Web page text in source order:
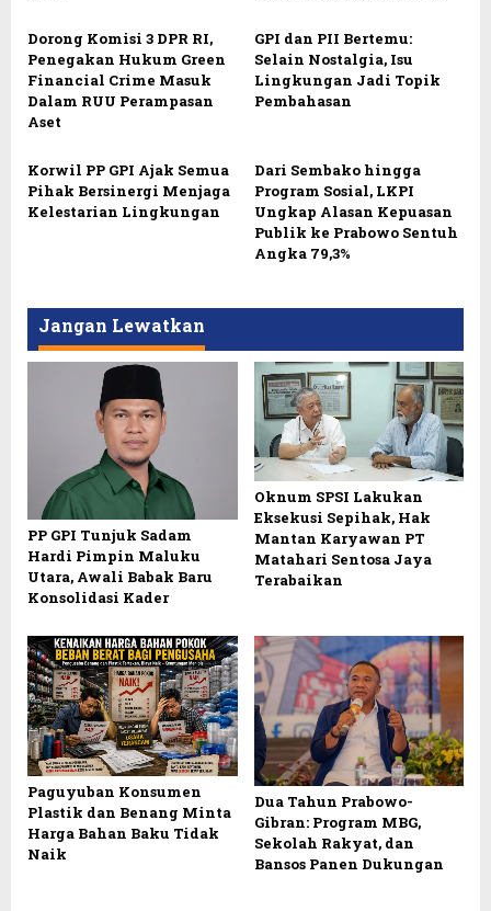
Dorong Komisi 3 DPR RI,
Penegakan Hukum Green
Financial Crime Masuk
Dalam RUU Perampasan
Aset
GPI dan PII Bertemu:
Selain Nostalgia, Isu
Lingkungan Jadi Topik
Pembahasan
Korwil PP GPI Ajak Semua
Pihak Bersinergi Menjaga
Kelestarian Lingkungan
Dari Sembako hingga
Program Sosial, LKPI
Ungkap Alasan Kepuasan
Publik ke Prabowo Sentuh
Angka 79,3%
Jangan Lewatkan
PP GPI Tunjuk Sadam
Hardi Pimpin Maluku
Utara, Awali Babak Baru
Konsolidasi Kader
Oknum SPSI Lakukan
Eksekusi Sepihak, Hak
Mantan Karyawan PT
Matahari Sentosa Jaya
Terabaikan
Paguyuban Konsumen
Plastik dan Benang Minta
Harga Bahan Baku Tidak
Naik
Dua Tahun Prabowo-
Gibran: Program MBG,
Sekolah Rakyat, dan
Bansos Panen Dukungan